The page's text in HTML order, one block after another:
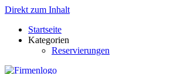
Direkt zum Inhalt
Startseite
Kategorien
Reservierungen